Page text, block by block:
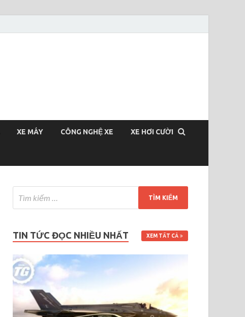
XE MÁY CÔNG NGHỆ XE XE HƠI CƯỜI
TIN TỨC ĐỌC NHIỀU NHẤT XEM TẤT CẢ